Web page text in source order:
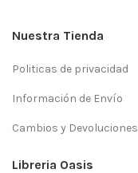
Nuestra Tienda
Politicas de privacidad
Información de Envío
Cambios y Devoluciones
Libreria Oasis